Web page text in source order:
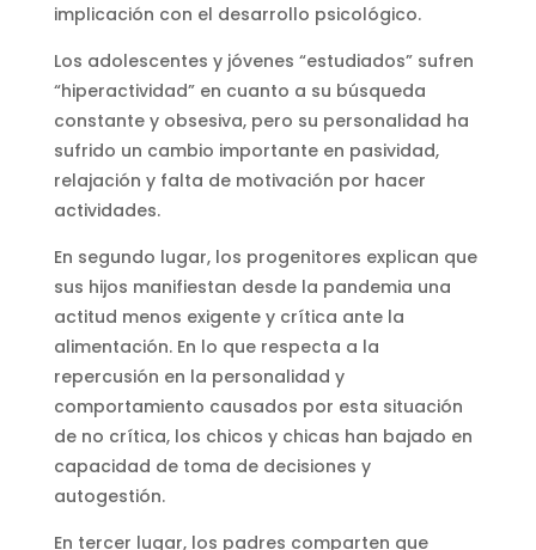
implicación con el desarrollo psicológico.
Los adolescentes y jóvenes “estudiados” sufren
“hiperactividad” en cuanto a su búsqueda
constante y obsesiva, pero su personalidad ha
sufrido un cambio importante en pasividad,
relajación y falta de motivación por hacer
actividades.
En segundo lugar, los progenitores explican que
sus hijos manifiestan desde la pandemia una
actitud menos exigente y crítica ante la
alimentación. En lo que respecta a la
repercusión en la personalidad y
comportamiento causados por esta situación
de no crítica, los chicos y chicas han bajado en
capacidad de toma de decisiones y
autogestión.
En tercer lugar, los padres comparten que